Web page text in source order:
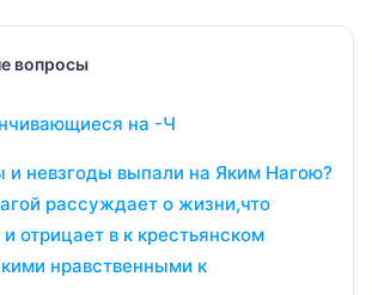
вопросы
на -Ч
и невзгоды выпали на Яким Нагою?
рассуждает о жизни,что
отрицает в к крестьянском
нравственными к